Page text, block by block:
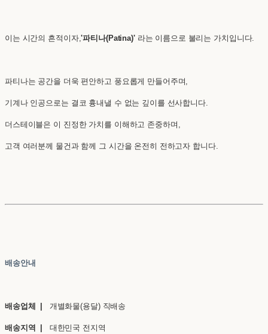
이는 시간의 흔적이자,'파티나(Patina)'라는 이름으로 불리는 가치입니다.
파티나는 공간을 더욱 편안하고 풍요롭게 만들어주며,
기계나 인공으로는 결코 흉내낼 수 없는 깊이를 선사합니다.
더스테이블은 이 진정한 가치를 이해하고 존중하며,
고객 여러분께 물건과 함께 그 시간을 온전히 전하고자 합니다.
배송안내
배송업체 | 개별화물(용달) 직배송
배송지역 | 대한민국 전지역